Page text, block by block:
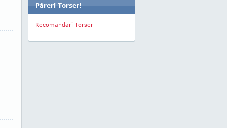
Păreri Torser!
Recomandari Torser